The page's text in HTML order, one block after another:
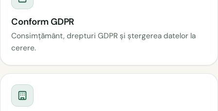
Conform GDPR
Consimțământ, drepturi GDPR și ștergerea datelor la
cerere.